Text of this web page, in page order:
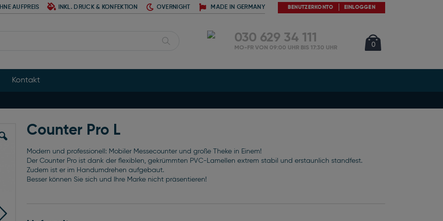
AUFPREIS INKL. DRUCK & KONFEKTION OVERNIGHT MADE IN GERMANY BENUTZERKONTO EINLOGGEN
0Artikel
030 629 34 111
MO-FR VON 09:00 UHR BIS 17:30 UHR
Kontakt
Counter Pro L
Modern und professionell: Mobiler Messecounter und große Theke in Einem!
Der Counter Pro ist dank der flexiblen, gekrümmten PVC-Lamellen extrem stabil und erstaunlich standfest.
Zudem ist er im Handumdrehen aufgebaut.
Besser können Sie sich und Ihre Marke nicht präsentieren!